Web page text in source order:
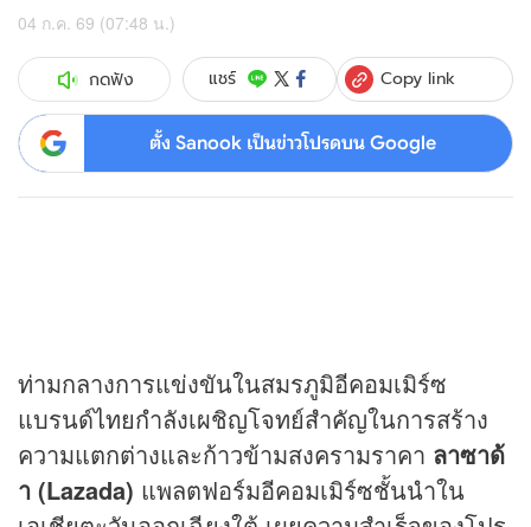
04 ก.ค. 69 (07:48 น.)
กดฟัง แชร์ Copy link
ตั้ง Sanook เป็นข่าวโปรดบน Google
ท่ามกลางการแข่งขันในสมรภูมิอีคอมเมิร์ซ
แบรนด์ไทยกำลังเผชิญโจทย์สำคัญในการสร้าง
ความแตกต่างและก้าวข้ามสงครามราคา ลาซาด้
า (Lazada) แพลตฟอร์มอีคอมเมิร์ซชั้นนำใน